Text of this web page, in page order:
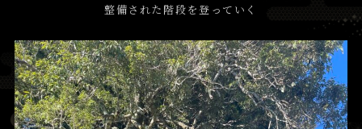
整備された階段を登っていく